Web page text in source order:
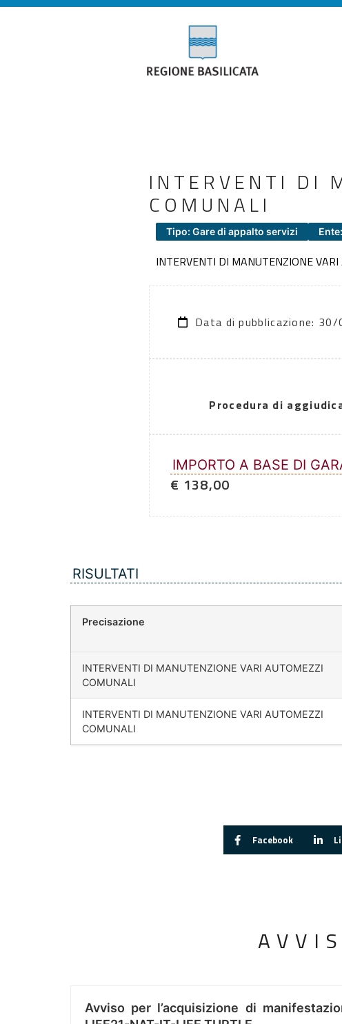
INTERVENTI DI
COMUNALI
Tipo: Gare di appalto servizi
INTERVENTI DI MANUTENZIONE
Data di pubblicazione:
Procedura di
IMPORTO A BASE DI
€ 138,00
RISULTATI
Precisazione
INTERVENTI DI MANUTENZIONE VARI AUTOMEZZI
COMUNALI
INTERVENTI DI MANUTENZIONE VARI AUTOMEZZI
COMUNALI
Facebook
Avviso per l’acquisizione di